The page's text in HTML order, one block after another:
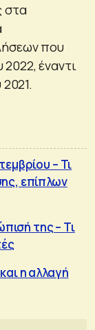
στα
που
έναντι
– Τι
επίπλων
της – Τι
η αλλαγή